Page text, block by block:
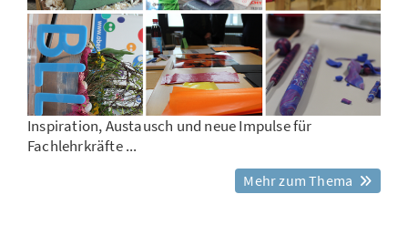
Inspiration, Austausch und neue Impulse für
Fachlehrkräfte ...
Mehr zum Thema